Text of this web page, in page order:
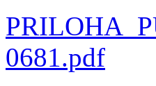
0681.pdf